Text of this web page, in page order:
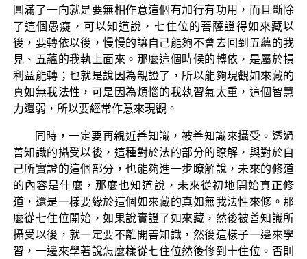
圓滿了一向就是要無相作意這個有加行有功用，而且斷除
了這個愚癡，可以知道說，七住位的菩薩證得如來藏以
後，要轉依以後，慢慢的讓自己能夠不會去回到五蘊的我
見、五蘊的我執上面來。那麼這個時候的轉依，是屬於損
利益能轉；也就是說因為親證了，所以能夠現觀如來藏的
真如無我法性，可是因為煩惱的我執習氣太重，這個智慧
力還弱，所以要經常作意來現觀。
同時，一定要再親近善知識，被善知識來攝受。透過
善知識的攝受以後，這種對於法的部分的瞭解，與對於自
己所實證的這個部分，也能夠進一步瞭解說，未來的修道
的內容是什麼，那麼也知道說，未來從初地開始真正修
道，還是一樣要緣於這個如來藏的真如無我法性來修。那
麼從七住位開始，如果說實證了如來藏，然後被善知識所
攝受以後，就一定要不離開善知識，然後這樣子一邊來學
習，一邊來學著說怎麼樣從七住位然後修到十住位。否則